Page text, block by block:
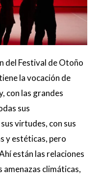
del Festival de Otoño
la vocación de
con las grandes
sus
virtudes, con sus
y estéticas, pero
están las relaciones
amenazas climáticas,